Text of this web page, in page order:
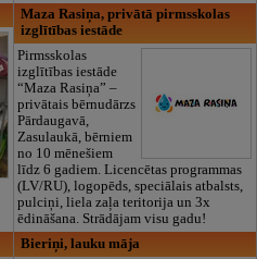
Maza Rasiņa, privātā pirmsskolas
izglītības iestāde
Pirmsskolas
izglītības iestāde
“Maza Rasiņa” –
privātais bērnudārzs
Pārdaugavā,
Zasulaukā, bērniem
no 10 mēnešiem
līdz 6 gadiem. Licencētas programmas
(LV/RU), logopēds, speciālais atbalsts,
pulciņi, liela zaļa teritorija un 3x
ēdināšana. Strādājam visu gadu!
Bieriņi, lauku māja